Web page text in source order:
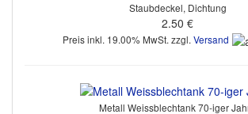
Staubdeckel, Dichtung
2.50 €
Preis inkl. 19.00% MwSt. zzgl.Versand
Metall Weissblechtank 70-iger